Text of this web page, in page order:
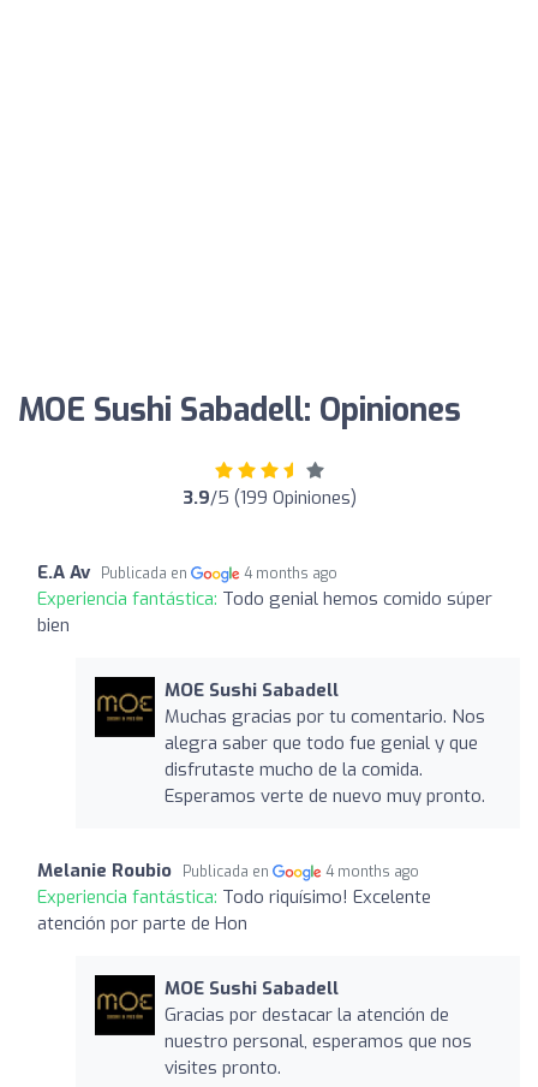
MOE Sushi Sabadell: Opiniones
3.9/5 (199 Opiniones)
E.A Av Publicada en 4 months ago
Experiencia fantástica: Todo genial hemos comido súper
bien
MOE Sushi Sabadell
Muchas gracias por tu comentario. Nos
alegra saber que todo fue genial y que
disfrutaste mucho de la comida.
Esperamos verte de nuevo muy pronto.
Melanie Roubio Publicada en 4 months ago
Experiencia fantástica: Todo riquísimo! Excelente
atención por parte de Hon
MOE Sushi Sabadell
Gracias por destacar la atención de
nuestro personal, esperamos que nos
visites pronto.